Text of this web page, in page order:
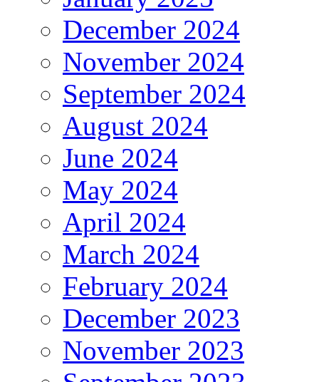
December 2024
November 2024
September 2024
August 2024
June 2024
May 2024
April 2024
March 2024
February 2024
December 2023
November 2023